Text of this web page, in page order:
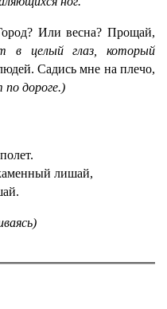
Или весна? Прощай,
в целый глаз, который
Садись мне на плечо,
дороге.)
лишай,